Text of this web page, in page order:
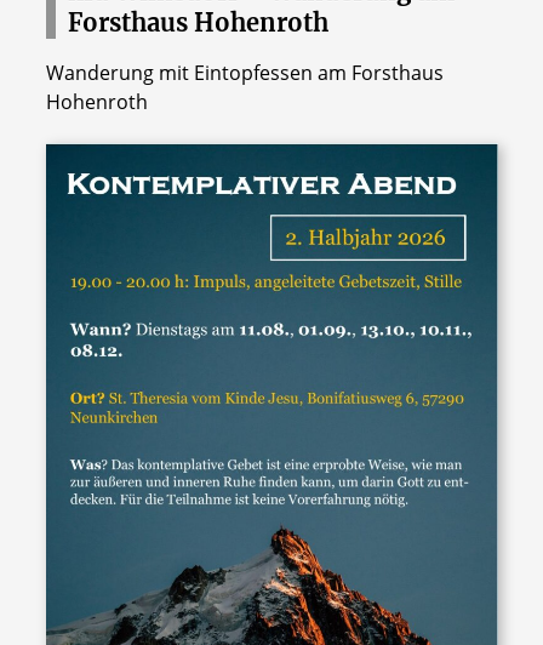
Forsthaus Hohenroth
Wanderung mit Eintopfessen am Forsthaus
Hohenroth